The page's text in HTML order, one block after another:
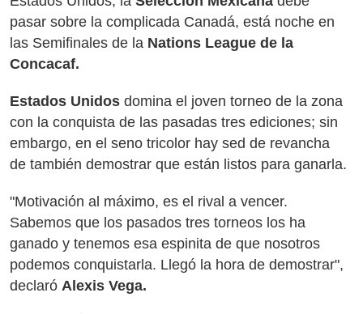
pasar sobre la complicada Canadá, está noche en
las Semifinales de la Nations League de la
Concacaf.
Estados Unidos domina el joven torneo de la zona
con la conquista de las pasadas tres ediciones; sin
embargo, en el seno tricolor hay sed de revancha
de también demostrar que están listos para ganarla.
"Motivación al máximo, es el rival a vencer.
Sabemos que los pasados tres torneos los ha
ganado y tenemos esa espinita de que nosotros
podemos conquistarla. Llegó la hora de demostrar",
declaró Alexis Vega.